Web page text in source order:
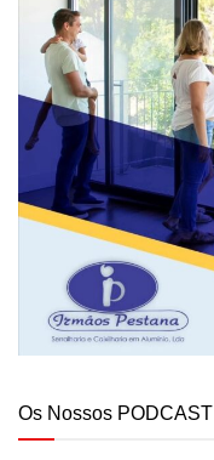
Os Nossos PODCAST